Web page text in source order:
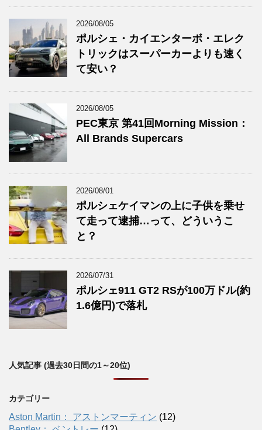
2026/08/05
ポルシェ・カイエンターボ・エレク
トリックはスーパーカーよりも速く
て安い？
2026/08/05
PEC東京 第41回Morning Mission：
All Brands Supercars
2026/08/01
ポルシェケイマンの上に子供を乗せ
て走って逮捕…って、どういうこ
と？
2026/07/31
ポルシェ911 GT2 RSが100万ドル(約
1.6億円)で落札
人気記事 (過去30日間の1～20位)
カテゴリー
Aston Martin： アストンマーティン (12)